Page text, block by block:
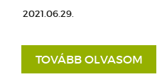
2021.06.29.
TOVÁBB OLVASOM